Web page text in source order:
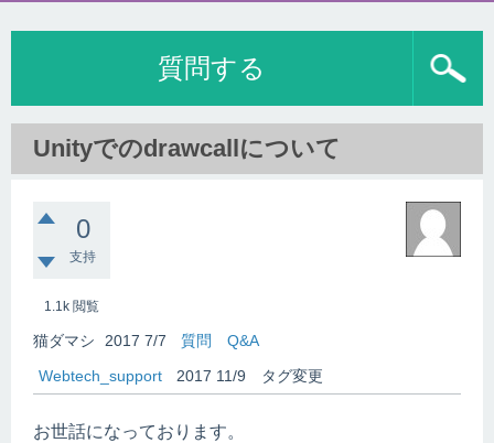
質問する
Unityでのdrawcallについて
0
支持
1.1k 閲覧
猫ダマシ 2017 7/7 質問
Q&A
Webtech_support
2017 11/9 タグ変更
お世話になっております。